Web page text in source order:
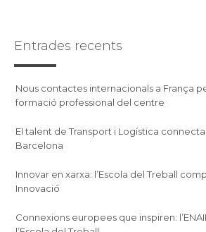
Entrades recents
Nous contactes internacionals a França
formació professional del centre
El talent de Transport i Logística connecta
Barcelona
Innovar en xarxa: l’Escola del Treball
Innovació
Connexions europees que inspiren: